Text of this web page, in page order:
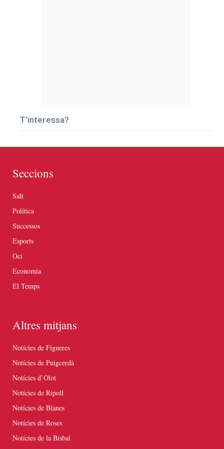
T’interessa?
Seccions
Salt
Política
Successos
Esports
Oci
Economia
El Temps
Altres mitjans
Notícies de Figueres
Notícies de Puigcerdà
Notícies d’Olot
Notícies de Ripoll
Notícies de Blanes
Notícies de Roses
Notícies de la Bisbal